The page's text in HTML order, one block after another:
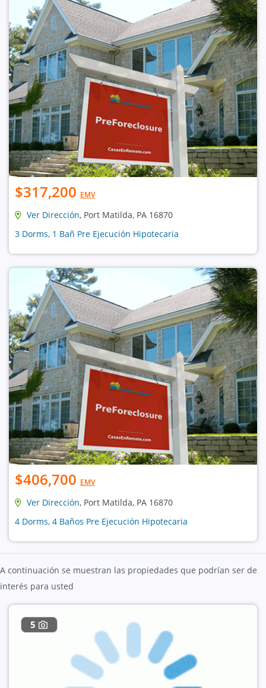
$317,200 EMV
Ver Dirección, Port Matilda, PA 16870
3 Dorms, 1 Bañ Pre Ejecución Hipotecaria
$406,700 EMV
Ver Dirección, Port Matilda, PA 16870
4 Dorms, 4 Baños Pre Ejecución Hipotecaria
A continuación se muestran las propiedades que podrían ser de
interés para usted
5